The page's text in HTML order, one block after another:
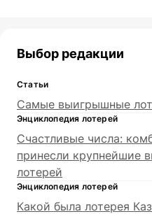
Выбор редакции
Статьи
Самые выигрышные
Энциклопедия лотерей
Счастливые числа:
принесли крупнейшие
лотерей
Энциклопедия лотерей
Какой была лотерея